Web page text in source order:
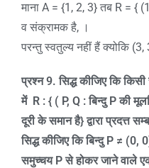
माना A = {1, 2, 3} तब R = {
व संक्रामक है, ।
परन्तु स्वतुल्य नहीं हैं क्योकि
प्रश्न9. सिद्ध कीजिए कि
मेंR : { ( P, Q :बिन्दु Pकी
दूरी के समान है}द्वारा प्रदत्त
सिद्ध कीजिए कि बिन्दु P ≠ (0,
समुच्चय Pसे होकर जाने वाले